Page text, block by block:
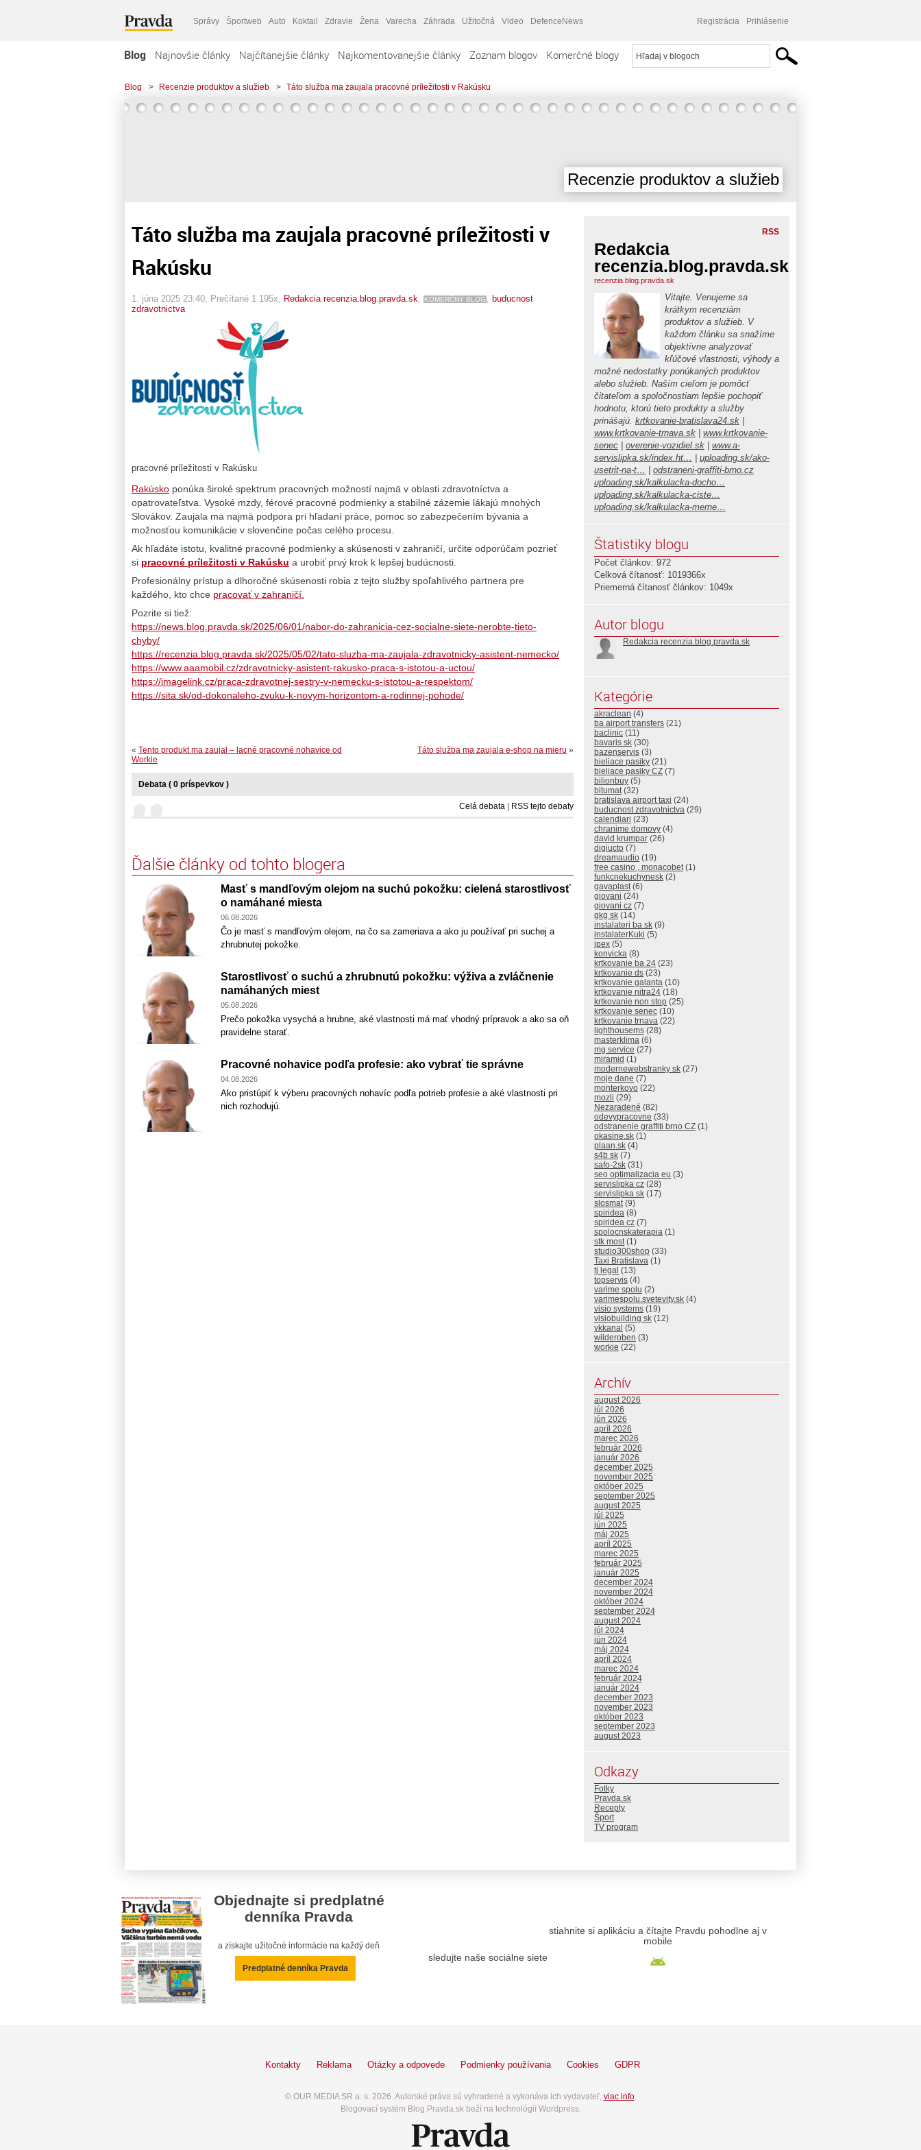
Správy Športweb Auto Koktail Zdravie Žena Varecha Záhrada Užitočná Video DefenceNews Registrácia Prihlásenie
Blog Najnovšie články Najčítanejšie články Najkomentovanejšie články Zoznam blogov Komerčné blogy
Blog > Recenzie produktov a služieb > Táto služba ma zaujala pracovné príležitosti v Rakúsku
Recenzie produktov a služieb
Táto služba ma zaujala pracovné príležitosti v
Rakúsku
1. júna 2025 23:40 , Prečítané 1 195x, Redakcia recenzia.blog.pravda.sk KOMERČNÝ BLOG
buducnost
zdravotnictva
pracovné príležitosti v Rakúsku
Rakúsko ponúka široké spektrum pracovných možností najmä v oblasti zdravotníctva a
opatrovateľstva. Vysoké mzdy, férové pracovné podmienky a stabilné zázemie lákajú mnohých
Slovákov. Zaujala ma najmä podpora pri hľadaní práce, pomoc so zabezpečením bývania a
možnosťou komunikácie v slovenčine počas celého procesu.
Ak hľadáte istotu, kvalitné pracovné podmienky a skúsenosti v zahraničí, určite odporúčam pozrieť
si pracovné príležitosti v Rakúsku a urobiť prvý krok k lepšej budúcnosti.
Profesionálny prístup a dlhoročné skúsenosti robia z tejto služby spoľahlivého partnera pre
každého, kto chce pracovať v zahraničí.
Pozrite si tiež:
https://news.blog.pravda.sk/2025/06/01/nabor-do-zahranicia-cez-socialne-siete-nerobte-tieto-
chyby/
https://recenzia.blog.pravda.sk/2025/05/02/tato-sluzba-ma-zaujala-zdravotnicky-asistent-nemecko/
https://www.aaamobil.cz/zdravotnicky-asistent-rakusko-praca-s-istotou-a-uctou/
https://imagelink.cz/praca-zdravotnej-sestry-v-nemecku-s-istotou-a-respektom/
https://sita.sk/od-dokonaleho-zvuku-k-novym-horizontom-a-rodinnej-pohode/
Táto služba ma zaujala e-shop na mieru »
« Tento produkt ma zaujal – lacné pracovné nohavice od
Workie
Debata ( 0 príspevkov )
Celá debata | RSS tejto debaty
Ďalšie články od tohto blogera
Masť s mandľovým olejom na suchú pokožku: cielená starostlivosť
o namáhané miesta
06.08.2026
Čo je masť s mandľovým olejom, na čo sa zameriava a ako ju používať pri suchej a
zhrubnutej pokožke.
Starostlivosť o suchú a zhrubnutú pokožku: výživa a zvláčnenie
namáhaných miest
05.08.2026
Prečo pokožka vysychá a hrubne, aké vlastnosti má mať vhodný prípravok a ako sa oň
pravidelne starať.
Pracovné nohavice podľa profesie: ako vybrať tie správne
04.08.2026
Ako pristúpiť k výberu pracovných nohavíc podľa potrieb profesie a aké vlastnosti pri
nich rozhodujú.
RSS
Redakcia
recenzia.blog.pravda.sk
recenzia.blog.pravda.sk
Vitajte. Venujeme sa
krátkym recenziám
produktov a služieb. V
každom článku sa snažíme
objektívne analyzovať
kľúčové vlastnosti, výhody a
možné nedostatky ponúkaných produktov
alebo služieb. Naším cieľom je pomôcť
čitateľom a spoločnostiam lepšie pochopiť
hodnotu, ktorú tieto produkty a služby
prinášajú. krtkovanie-bratislava24.sk
www.krtkovanie-trnava.sk
www.krtkovanie-
senec
overenie-vozidiel.sk
www.a-
servislipka.sk/index.ht…
uploading.sk/ako-
usetrit-na-t…
odstraneni-graffiti-brno.cz
uploading.sk/kalkulacka-docho…
uploading.sk/kalkulacka-ciste…
uploading.sk/kalkulacka-merne…
Štatistiky blogu
Počet článkov: 972
Celková čítanosť: 1019366x
Priemerná čítanosť článkov: 1049x
Autor blogu
Redakcia recenzia.blog.pravda.sk
Kategórie
akraclean (4)
ba airport transfers (21)
baclinic (11)
bavaris sk (30)
bazenservis (3)
bieliace pasiky (21)
bieliace pasiky CZ (7)
bilionbuy (5)
bitumat(32)
bratislava airport taxi (24)
buducnost zdravotnictva (29)
calendiari (23)
chranime domovy (4)
david krumpar (26)
digiucto (7)
dreamaudio (19)
free casino , monacobet(1)
funkcnekuchynesk (2)
gavaplast(6)
giovani (24)
giovani cz (7)
gkg sk (14)
instalateri ba sk (9)
instalaterKuki (5)
ipex (5)
konvicka (8)
krtkovanie ba 24 (23)
krtkovanie ds (23)
krtkovanie galanta (10)
krtkovanie nitra24 (18)
krtkovanie non stop (25)
krtkovanie senec (10)
krtkovanie trnava (22)
lighthousems (28)
masterklima (6)
mg service (27)
miramid (1)
modernewebstranky sk (27)
moje dane (7)
monterkovo (22)
mozli (29)
Nezaradené (82)
odevypracovne (33)
odstranenie graffiti brno CZ (1)
okasine.sk (1)
plaan.sk (4)
s4b sk (7)
safo-2sk (31)
seo optimalizacia eu (3)
servislipka cz (28)
servislipka sk (17)
slosmat(9)
spiridea (8)
spiridea cz (7)
spolocnskaterapia (1)
stk most(1)
studio300shop (33)
Taxi Bratislava (1)
tj legal (13)
topservis (4)
varime spolu (2)
varimespolu.svetevity.sk (4)
visio systems (19)
visiobuilding sk (12)
vkkanal (5)
wilderoben (3)
workie (22)
Archív
august 2026
júl 2026
jún 2026
apríl 2026
marec 2026
február 2026
január 2026
december 2025
november 2025
október 2025
september 2025
august 2025
júl 2025
jún 2025
máj 2025
apríl 2025
marec 2025
február 2025
január 2025
december 2024
november 2024
október 2024
september 2024
august 2024
júl 2024
jún 2024
máj 2024
apríl 2024
marec 2024
február 2024
január 2024
december 2023
november 2023
október 2023
september 2023
august 2023
Odkazy
Fotky
Pravda.sk
Recepty
Šport
TV program
Objednajte si predplatné
denníka Pravda
a získajte užitočné informácie na každý deň
Predplatné denníka Pravda
sledujte naše sociálne siete
stiahnite si aplikáciu a čítajte Pravdu pohodlne aj v
mobile
Kontakty Reklama Otázky a odpovede Podmienky používania Cookies GDPR
© OUR MEDIA SR a. s. 2026. Autorské práva sú vyhradené a vykonáva ich vydavateľ, viac info.
Blogovací systém Blog.Pravda.sk beží na technológií Wordpress.